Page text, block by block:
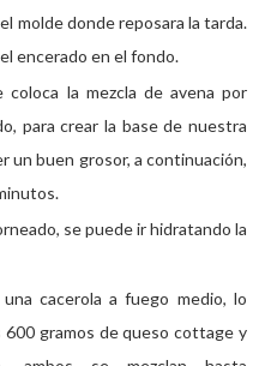
molde donde reposara la tarda.
encerado en el fondo.
coloca la mezcla de avena por
para crear la base de nuestra
buen grosor, a continuación,
se puede ir hidratando la
cacerola a fuego medio, lo
600 gramos de queso cottage y